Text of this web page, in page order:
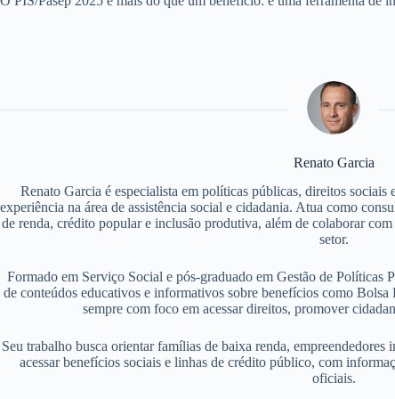
Renato Garcia
Renato Garcia é especialista em políticas públicas, direitos
experiência na área de assistência social e cidadania. Atua como
de renda, crédito popular e inclusão produtiva, além de colaborar
setor.
Formado em Serviço Social e pós-graduado em Gestão de
de conteúdos educativos e informativos sobre benefícios como
sempre com foco em acessar direitos, promover
Seu trabalho busca orientar famílias de baixa renda, empreendedores
acessar benefícios sociais e linhas de crédito público, com
oficiais.